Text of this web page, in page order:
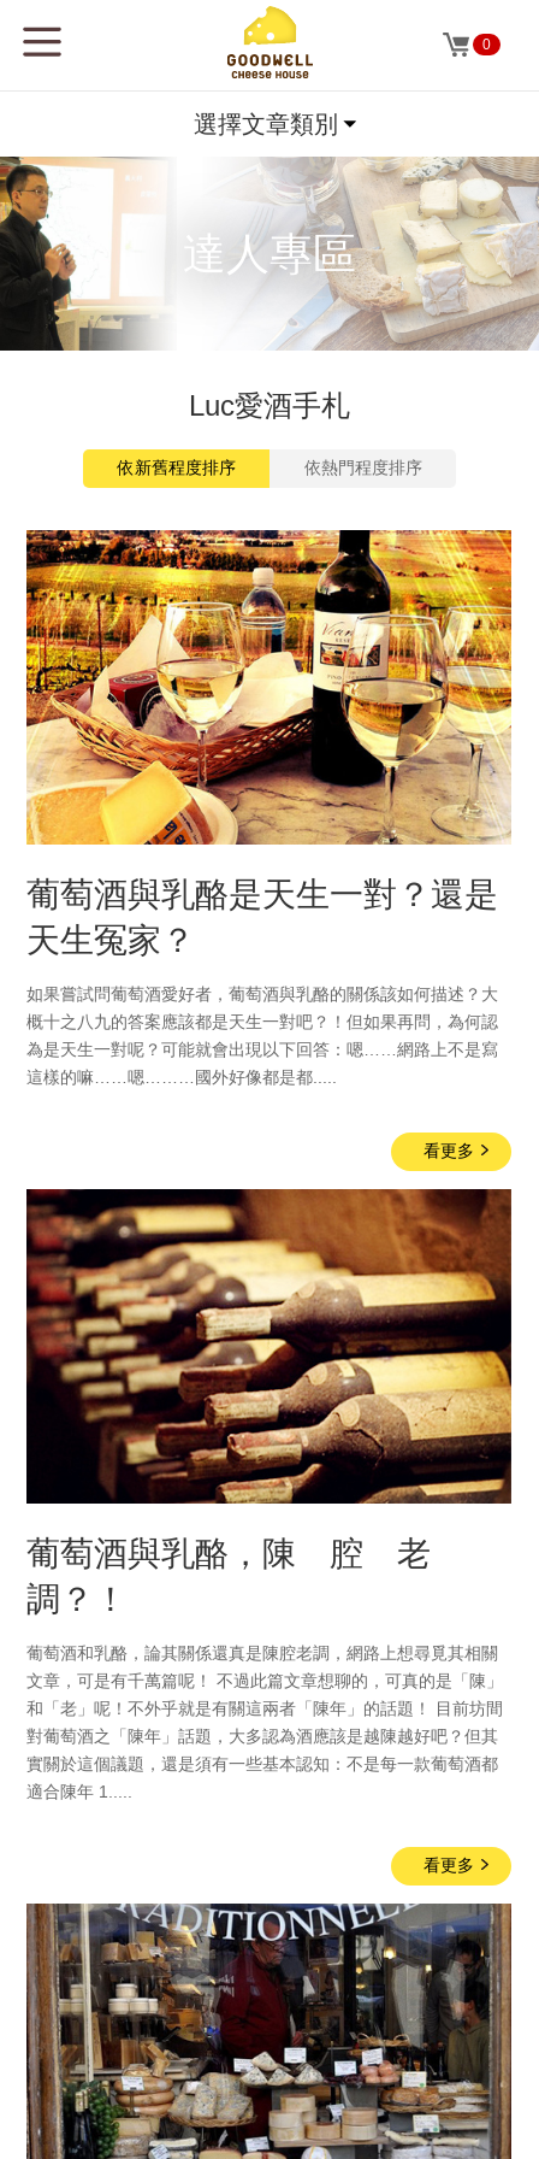
0
達人專區
選擇文章類別
Luc愛酒手札
葡萄酒與乳酪是天生一對？還是
天生冤家？
如果嘗試問葡萄酒愛好者，葡萄酒與乳酪的關係該如何描述？大
概十之八九的答案應該都是天生一對吧？！但如果再問，為何認
為是天生一對呢？可能就會出現以下回答：嗯……網路上不是寫
這樣的嘛……嗯………國外好像都是都.....
看更多
葡萄酒與乳酪，陳 腔 老
調？！
葡萄酒和乳酪，論其關係還真是陳腔老調，網路上想尋覓其相關
文章，可是有千萬篇呢！ 不過此篇文章想聊的，可真的是「陳」
和「老」呢！不外乎就是有關這兩者「陳年」的話題！ 目前坊間
對葡萄酒之「陳年」話題，大多認為酒應該是越陳越好吧？但其
實關於這個議題，還是須有一些基本認知：不是每一款葡萄酒都
適合陳年 1.....
看更多